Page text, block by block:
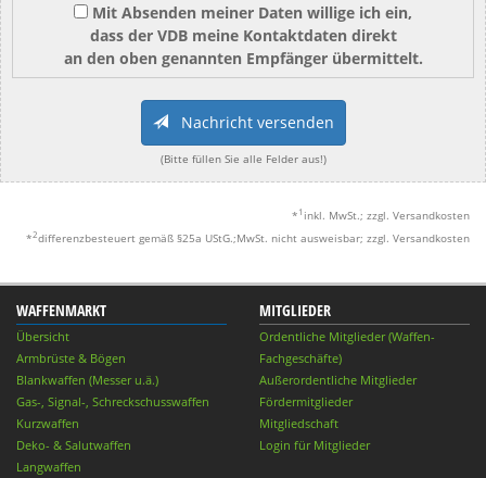
Mit Absenden meiner Daten willige ich ein,
dass der VDB meine Kontaktdaten direkt
an den oben genannten Empfänger übermittelt.
Nachricht versenden
(Bitte füllen Sie alle Felder aus!)
* 1 inkl. MwSt.; zzgl. Versandkosten
*2differenzbesteuert gemäß §25a UStG.;MwSt. nicht ausweisbar; zzgl. Versandkosten
WAFFENMARKT
Übersicht
Armbrüste & Bögen
Blankwaffen (Messer u.ä.)
Gas-, Signal-, Schreckschusswaffen
Kurzwaffen
Deko- & Salutwaffen
Langwaffen
MITGLIEDER
Ordentliche Mitglieder (Waffen-
Fachgeschäfte)
Außerordentliche Mitglieder
Fördermitglieder
Mitgliedschaft
Login für Mitglieder